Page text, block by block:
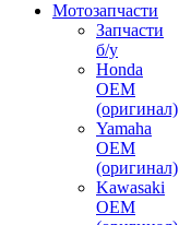
Мотозапчасти
Запчасти
б/у
Honda
OEM
(оригинал)
Yamaha
OEM
(оригинал)
Kawasaki
OEM